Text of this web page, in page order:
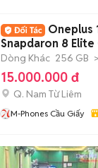
Oneplus
Snapdaron 8 Elite
Dòng Khác 256 GB
15.000.000 đ
Q. Nam Từ Liêm
M-Phones Cầu Giấy